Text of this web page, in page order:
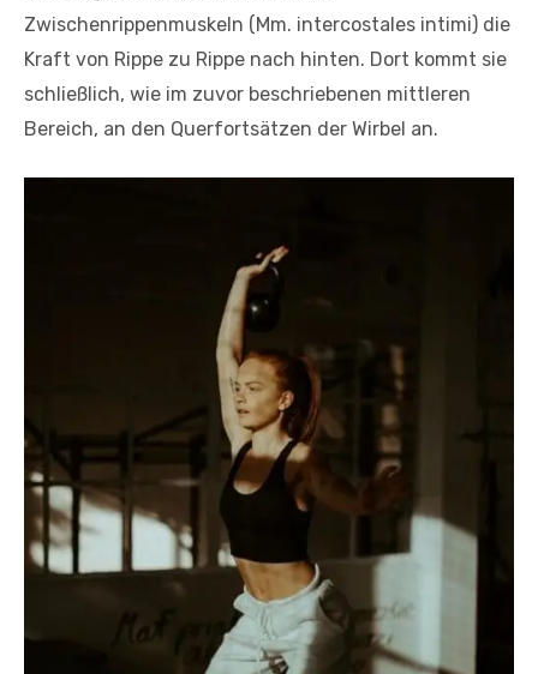
Zwischenrippenmuskeln (Mm. intercostales intimi) die
Kraft von Rippe zu Rippe nach hinten. Dort kommt sie
schließlich, wie im zuvor beschriebenen mittleren
Bereich, an den Querfortsätzen der Wirbel an.